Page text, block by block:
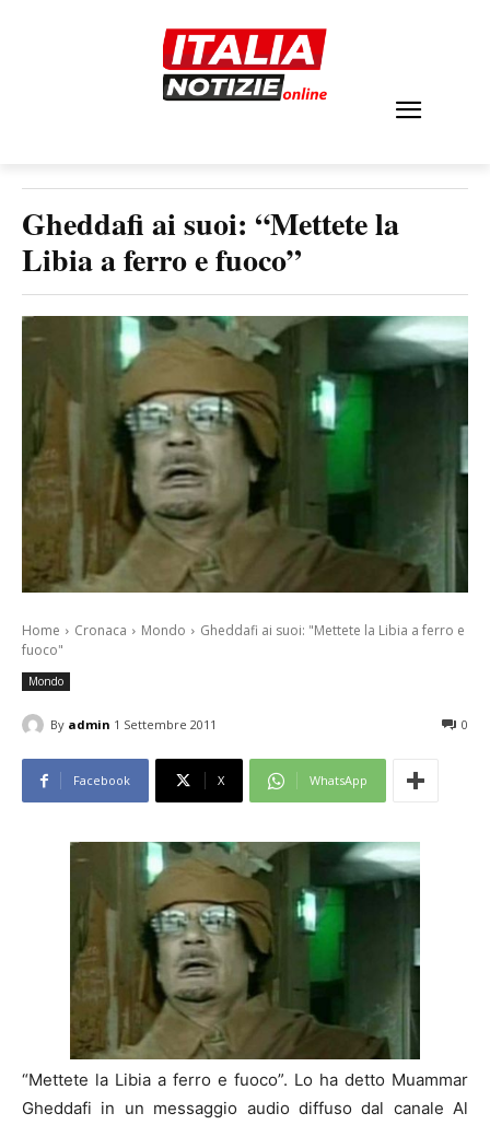
Gheddafi ai suoi: “Mettete la
Libia a ferro e fuoco”
Home Cronaca Mondo
Gheddafi ai suoi: "Mettete la Libia a ferro e
fuoco"
Mondo
By admin 1 Settembre 2011 0
Facebook X WhatsApp
“Mettete la Libia a ferro e fuoco”. Lo ha detto Muammar
Gheddafi in un messaggio audio diffuso dal canale Al